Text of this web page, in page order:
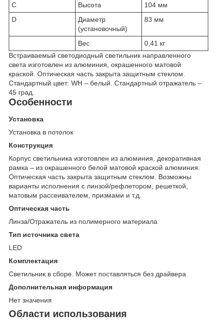
C
Высота
104 мм
D
Диаметр
(установочный)
83 мм
Вес
0,41 кг
Встраиваемый светодиодный светильник направленного
света изготовлен из алюминия, окрашенного матовой
краской. Оптическая часть закрыта защитным стеклом.
Стандартный цвет: WH – белый. Стандартный отражатель –
45 град.
Особенности
Установка
Установка в потолок
Конструкция
Корпус светильника изготовлен из алюминия, декоративная
рамка – из окрашенного белой матовой краской алюминия.
Оптическая часть закрыта защитным стеклом. Возможны
варианты исполнения с линзой/рефлетором, решеткой,
матовым рассеивателем, призмами и т.д.
Оптическая часть
Линза/Отражатель из полимерного материала
Тип источника света
LED
Комплектация
Светильник в сборе. Может поставляться без драйвера
Дополнительная информация
Нет значения
Области использования